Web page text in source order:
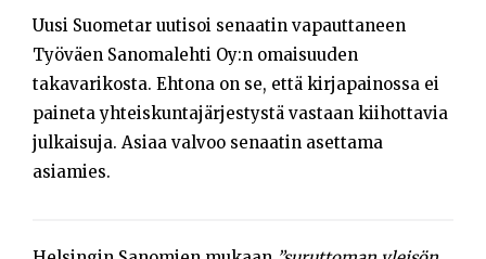
Uusi Suometar uutisoi senaatin vapauttaneen
Työväen Sanomalehti Oy:n omaisuuden
takavarikosta. Ehtona on se, että kirjapainossa ei
paineta yhteiskuntajärjestystä vastaan kiihottavia
julkaisuja. Asiaa valvoo senaatin asettama
asiamies.